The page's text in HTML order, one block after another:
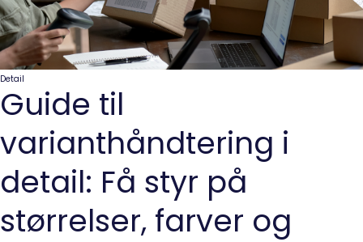
Detail
Guide til
varianthåndtering i
detail: Få styr på
størrelser, farver og